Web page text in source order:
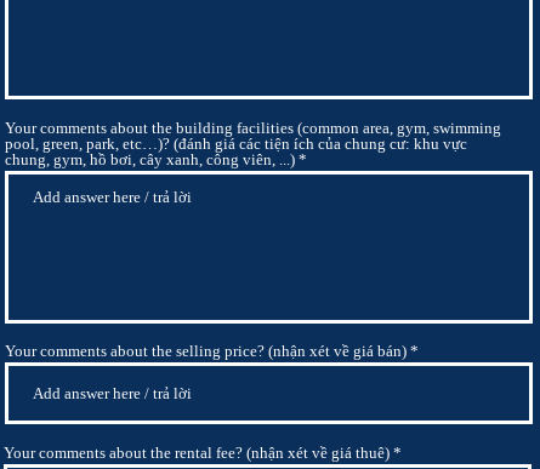
Your comments about the building facilities (common area, gym, swimming
pool, green, park, etc…)? (đánh giá các tiện ích của chung cư: khu vực
chung, gym, hồ bơi, cây xanh, công viên, ...)
Your comments about the selling price? (nhận xét về giá bán)
Your comments about the rental fee? (nhận xét về giá thuê)